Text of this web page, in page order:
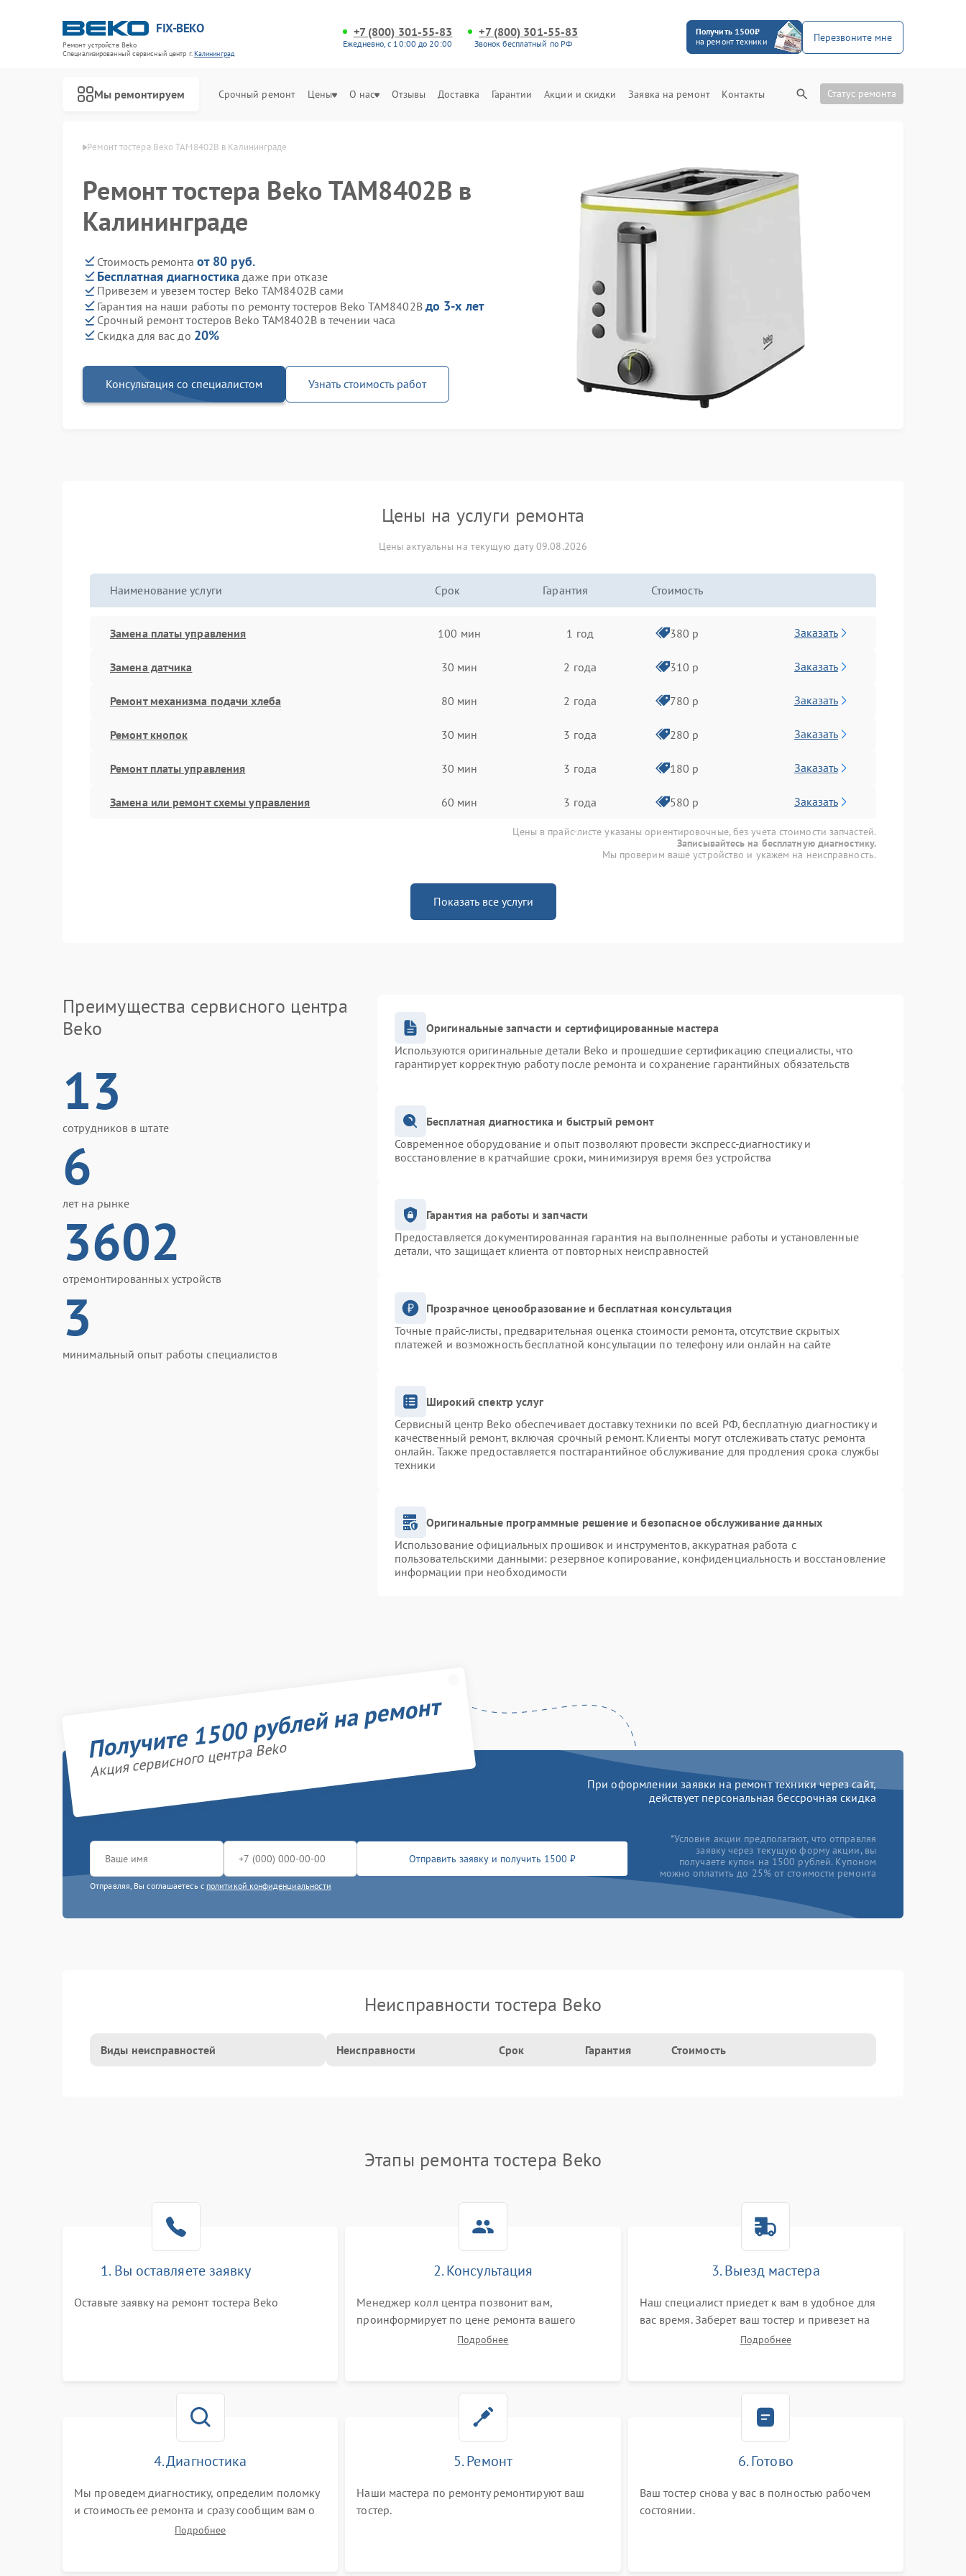
FIX-BEKO
Ремонт устройств Beko
Специализированный cервисный центр г.Калининград
+7 (800) 301-55-83
Ежедневно, с 10:00 до 20:00
+7 (800) 301-55-83
Звонок бесплатный по РФ
Получить 1500₽
на ремонт техники
Перезвоните мне
Мы ремонтируем Срочный ремонт Цены О нас Отзывы Доставка Гарантии Акции и скидки Заявка на ремонт Контакты Статус ремонта
в Калининграде Ремонт тостера Beko TAM8402B в Калининграде
Ремонт тостера Beko TAM8402B в
Калининграде
Стоимость ремонта от 80 руб.
Бесплатная диагностика даже при отказе
Привезем и увезем тостер Beko TAM8402B сами
Гарантия на наши работы по ремонту тостеров Beko TAM8402B до 3-х лет
Срочный ремонт тостеров Beko TAM8402B в течении часа
Скидка для вас до 20%
Консультация со специалистом Узнать стоимость работ
Цены на услуги ремонта
Цены актуальны на текущую дату 09.08.2026
Наименование услуги Срок Гарантия Стоимость
Замена платы управления 100 мин 1 год 380 р Заказать
Замена датчика 30 мин 2 года 310 р Заказать
Ремонт механизма подачи хлеба 80 мин 2 года 780 р Заказать
Ремонт кнопок 30 мин 3 года 280 р Заказать
Ремонт платы управления 30 мин 3 года 180 р Заказать
Замена или ремонт схемы управления 60 мин 3 года 580 р Заказать
Цены в прайс-листе указаны ориентировочные, без учета стоимости запчастей.
Записывайтесь на бесплатную диагностику.
Мы проверим ваше устройство и укажем на неисправность.
Показать все услуги
Преимущества сервисного центра
Beko
13
сотрудников в штате
6
лет на рынке
3602
отремонтированных устройств
3
минимальный опыт работы специалистов
Оригинальные запчасти и сертифицированные мастера
Используются оригинальные детали Beko и прошедшие сертификацию специалисты, что
гарантирует корректную работу после ремонта и сохранение гарантийных обязательств
Бесплатная диагностика и быстрый ремонт
Современное оборудование и опыт позволяют провести экспресс-диагностику и
восстановление в кратчайшие сроки, минимизируя время без устройства
Гарантия на работы и запчасти
Предоставляется документированная гарантия на выполненные работы и установленные
детали, что защищает клиента от повторных неисправностей
Прозрачное ценообразование и бесплатная консультация
Точные прайс-листы, предварительная оценка стоимости ремонта, отсутствие скрытых
платежей и возможность бесплатной консультации по телефону или онлайн на сайте
Широкий спектр услуг
Сервисный центр Beko обеспечивает доставку техники по всей РФ, бесплатную диагностику и
качественный ремонт, включая срочный ремонт. Клиенты могут отслеживать статус ремонта
онлайн. Также предоставляется постгарантийное обслуживание для продления срока службы
техники
Оригинальные программные решение и безопасное обслуживание данных
Использование официальных прошивок и инструментов, аккуратная работа с
пользовательскими данными: резервное копирование, конфиденциальность и восстановление
информации при необходимости
Получите 1500 рублей на ремонт
Акция сервисного центра Beko
При оформлении заявки на ремонт техники через сайт,
действует персональная бессрочная скидка
Отправить заявку и получить 1500 ₽
Отправляя, Вы соглашаетесь с политикой конфиденциальности
*Условия акции предполагают, что отправляя
заявку через текущую форму акции, вы
получаете купон на 1500 рублей. Купоном
можно оплатить до 25% от стоимости ремонта
Неисправности тостера Beko
Виды неисправностей Неисправности Срок Гарантия Стоимость
Этапы ремонта тостера Beko
1. Вы оставляете заявку
Оставьте заявку на ремонт тостера Beko
2. Консультация
Менеджер колл центра позвонит вам,
проинформирует по цене ремонта вашего
тостера а также ответит на все ваши вопросы.
Подробнее
3. Выезд мастера
Наш специалист приедет к вам в удобное для
вас время. Заберет ваш тостер и привезет на
склад для диагностики.Подробнее
4. Диагностика
Мы проведем диагностику, определим поломку
и стоимость ее ремонта и сразу сообщим вам о
сроках ее устраненияПодробнее
5. Ремонт
Наши мастера по ремонту ремонтируют ваш
тостер.
6. Готово
Ваш тостер снова у вас в полностью рабочем
состоянии.